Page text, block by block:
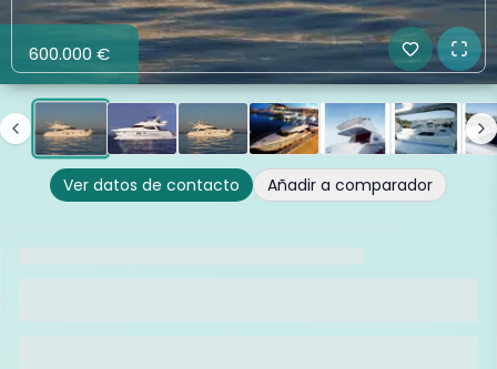
600.000 €
Ver datos de contacto Añadir a comparador